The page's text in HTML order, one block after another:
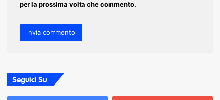
per la prossima volta che commento.
Seguici Su